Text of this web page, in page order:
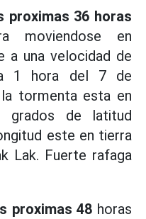
proximas 36 horas
moviendose en
a una velocidad de
1 hora del 7 de
tormenta esta en
grados de latitud
este en tierra
Lak. Fuerte rafaga
proximas 48 horas